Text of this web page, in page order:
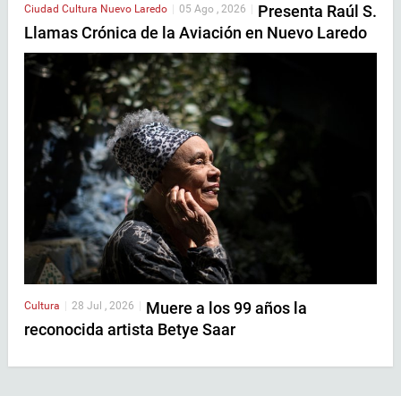
Ciudad Cultura Nuevo Laredo | 05 Ago , 2026 | Presenta Raúl S.
Llamas Crónica de la Aviación en Nuevo Laredo
Cultura 28 Jul , 2026
Muere a los 99 años la
reconocida artista Betye Saar